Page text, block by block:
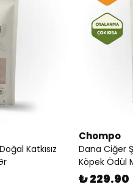
Katkısız
Chompo
Dana Ciğer
Köpek Ödül
₺ 229.90